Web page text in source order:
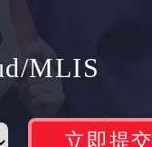
MLIS
立即提交